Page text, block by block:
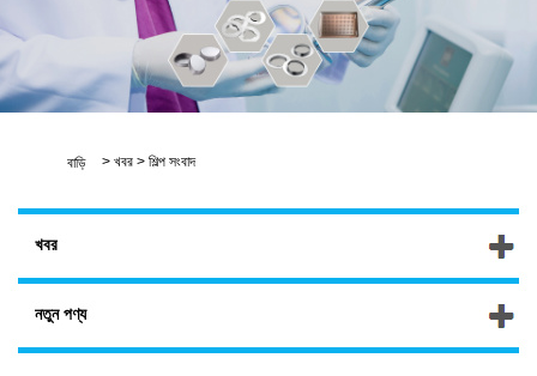
বাড়ি > খবর > শিল্প সংবাদ
খবর
নতুন পণ্য